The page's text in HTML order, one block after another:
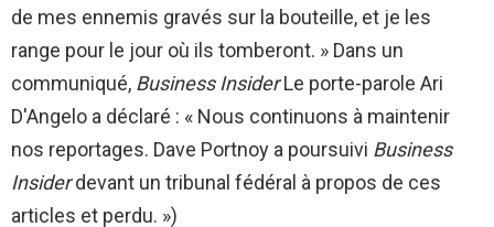
de mes ennemis gravés sur la bouteille, et je les
range pour le jour où ils tomberont. » Dans un
communiqué, Business InsiderLe porte-parole Ari
D'Angelo a déclaré : « Nous continuons à maintenir
nos reportages. Dave Portnoy a poursuivi Business
Insiderdevant un tribunal fédéral à propos de ces
articles et perdu. »)